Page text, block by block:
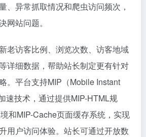
、异常抓取情况和爬虫访问频次，
网站问题。
老访客比例、浏览次数、访客地域
详细数据，帮助站长制定更有针对
。平台支持MIP（Mobile Instant
速技术，通过提供MIP-HTML规
和MIP-Cache页面缓存系统，实现
用户访问体验。站长可通过开放数